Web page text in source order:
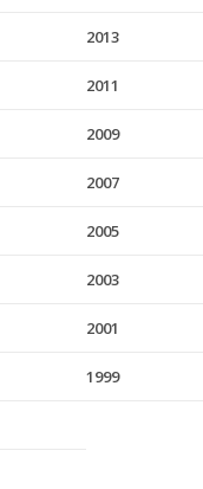
2013
2011
2009
2007
2005
2003
2001
1999